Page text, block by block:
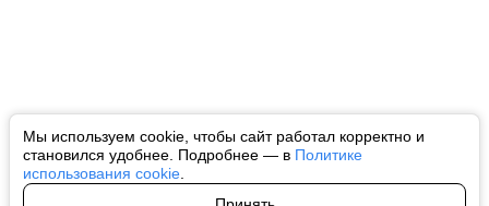
Мы используем cookie, чтобы сайт работал корректно и
становился удобнее. Подробнее — в Политике
использования cookie